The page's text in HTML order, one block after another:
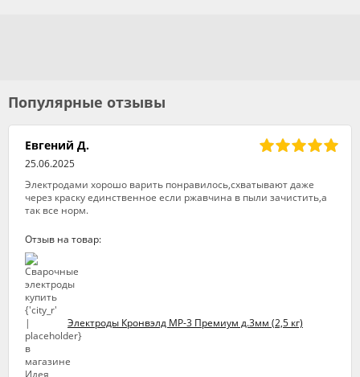
Популярные отзывы
Евгений Д.
25.06.2025
Электродами хорошо варить понравилось,схватывают даже
через краску единственное если ржавчина в пыли зачистить,а
так все норм.
Отзыв на товар:
Электроды Кронвэлд МР-3 Премиум д.3мм (2,5 кг)